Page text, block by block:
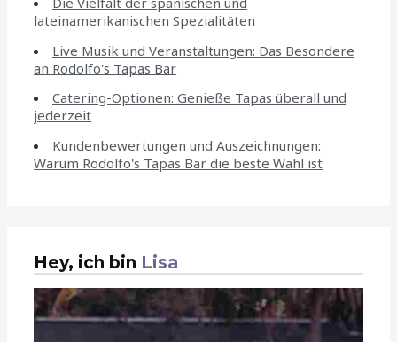
lateinamerikanischen Spezialitäten
Live Musik und Veranstaltungen: Das Besondere
an Rodolfo's Tapas Bar
Catering-Optionen: Genieße Tapas überall und
jederzeit
Kundenbewertungen und Auszeichnungen:
Warum Rodolfo's Tapas Bar die beste Wahl ist
Hey, ich bin Lisa